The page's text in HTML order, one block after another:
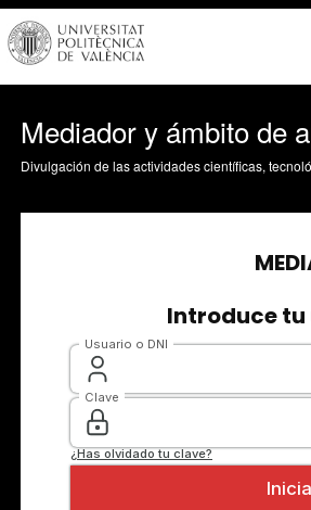
Mediador y ámbito de
Divulgación de las actividades científicas,